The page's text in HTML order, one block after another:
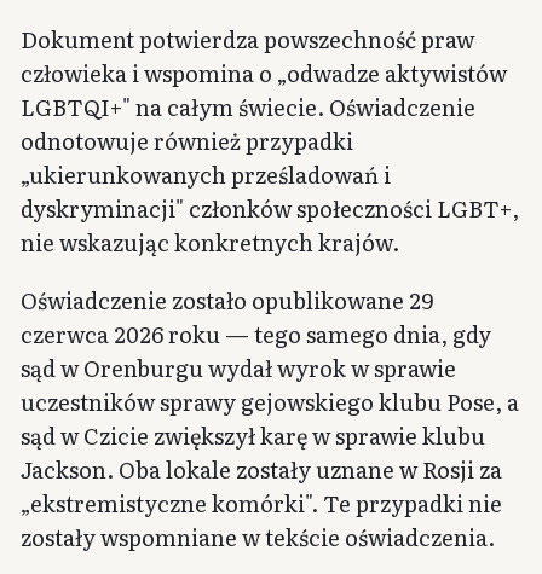
Dokument potwierdza powszechność praw
człowieka i wspomina o „odwadze aktywistów
LGBTQI+" na całym świecie. Oświadczenie
odnotowuje również przypadki
„ukierunkowanych prześladowań i
dyskryminacji" członków społeczności LGBT+,
nie wskazując konkretnych krajów.
Oświadczenie zostało opublikowane 29
czerwca 2026 roku — tego samego dnia, gdy
sąd w Orenburgu wydał wyrok w sprawie
uczestników sprawy gejowskiego klubu Pose, a
sąd w Czicie zwiększył karę w sprawie klubu
Jackson. Oba lokale zostały uznane w Rosji za
„ekstremistyczne komórki". Te przypadki nie
zostały wspomniane w tekście oświadczenia.